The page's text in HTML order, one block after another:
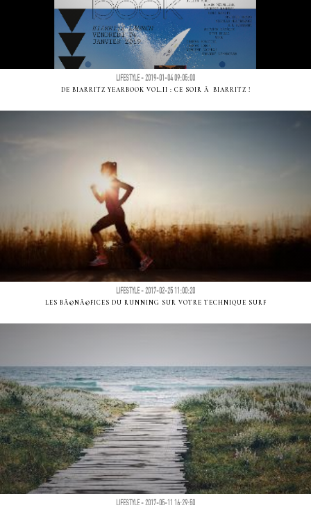
LIFESTYLE - 2019-01-04 09:05:00
DE BIARRITZ YEARBOOK VOL.II : CE SOIR Ã BIARRITZ !
LIFESTYLE - 2017-02-25 11:00:20
LES BÃ©NÃ©FICES DU RUNNING SUR VOTRE TECHNIQUE SURF